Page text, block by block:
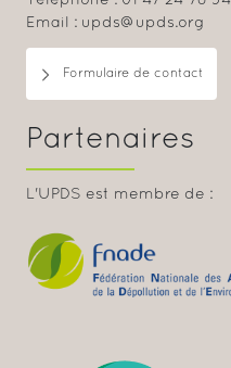
Email : upds@upds.org
Formulaire de contact
Partenaires
L'UPDS est membre de :